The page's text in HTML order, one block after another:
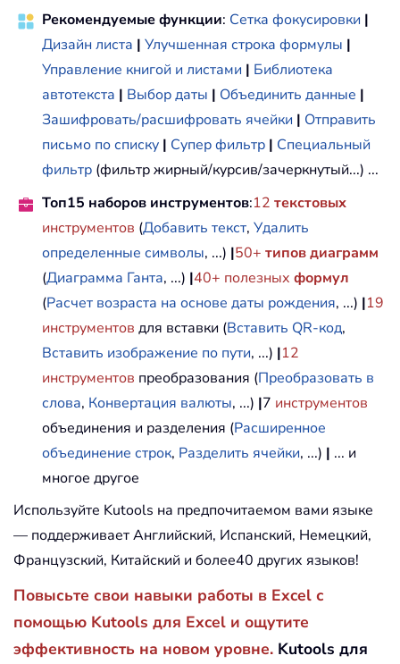
Рекомендуемые функции: Сетка фокусировки |
Дизайн листа | Улучшенная строка формулы |
Управление книгой и листами | Библиотека
автотекста | Выбор даты | Объединить данные |
Зашифровать/расшифровать ячейки | Отправить
письмо по списку | Супер фильтр | Специальный
фильтр (фильтр жирный/курсив/зачеркнутый...) ...
Топ15 наборов инструментов:12 текстовых
инструментов (Добавить текст, Удалить
определенные символы, ...) |50+ типов диаграмм
(Диаграмма Ганта, ...) |40+ полезных формул
(Расчет возраста на основе даты рождения, ...) |19
инструментов для вставки (Вставить QR-код,
Вставить изображение по пути, ...) |12
инструментов преобразования (Преобразовать в
слова, Конвертация валюты, ...) |7 инструментов
объединения и разделения (Расширенное
объединение строк, Разделить ячейки, ...) | ... и
многое другое
Используйте Kutools на предпочитаемом вами языке
— поддерживает Английский, Испанский, Немецкий,
Французский, Китайский и более40 других языков!
Повысьте свои навыки работы в Excel с
помощью Kutools для Excel и ощутите
эффективность на новом уровне. Kutools для